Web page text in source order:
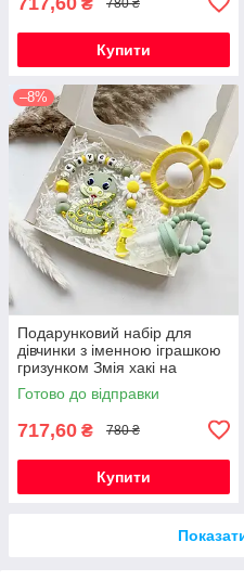
780 ₴
Купити
–8%
Подарунковий набір для
дівчинки з іменною іграшкою
гризунком Змія хакі на
виписку, хрестини, півроку
Готово до відправки
717,60 ₴ 780 ₴
Купити